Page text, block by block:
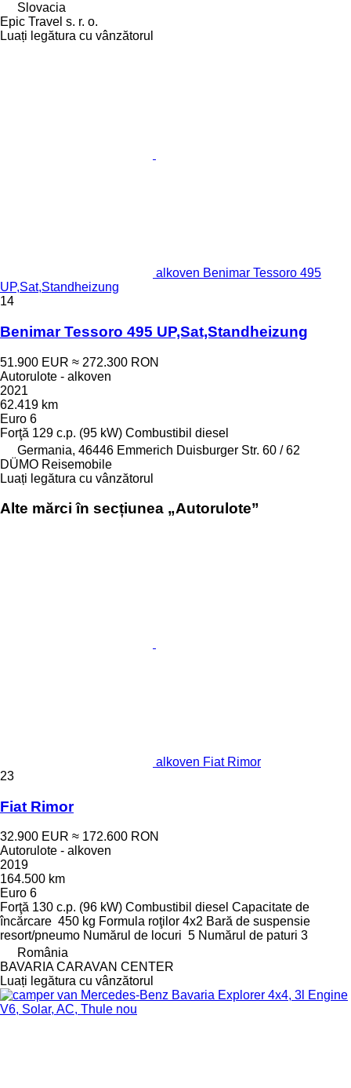
Slovacia
Epic Travel s. r. o.
Luați legătura cu vânzătorul
alkoven Benimar Tessoro 495
UP,Sat,Standheizung
14
Benimar Tessoro 495 UP,Sat,Standheizung
51.900 EUR ≈ 272.300 RON
Autorulote - alkoven
2021
62.419 km
Euro 6
Forţă 129 c.p. (95 kW) Combustibil diesel
Germania, 46446 Emmerich Duisburger Str. 60 / 62
DÜMO Reisemobile
Luați legătura cu vânzătorul
Alte mărci în secțiunea „Autorulote”
alkoven Fiat Rimor
23
Fiat Rimor
32.900 EUR ≈ 172.600 RON
Autorulote - alkoven
2019
164.500 km
Euro 6
Forţă 130 c.p. (96 kW) Combustibil diesel Capacitate de
încărcare 450 kg Formula roţilor 4x2 Bară de suspensie
resort/pneumo Numărul de locuri 5 Numărul de paturi 3
România
BAVARIA CARAVAN CENTER
Luați legătura cu vânzătorul